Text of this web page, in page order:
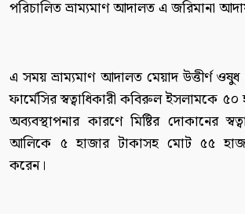
পরিচালিত ভ্রাম্যমাণ আদালত এ জরিমানা
এ সময় ভ্রাম্যমাণ আদালত মেয়াদ উত্তীর্ণ ওষুধ
ফার্মেসির স্বত্বাধিকারী কবিরুল ইসলামকে ৫০
অব্যবস্থাপনার কারণে মিষ্টির দোকানের
আলিকে ৫ হাজার টাকাসহ মোট ৫৫
করেন।